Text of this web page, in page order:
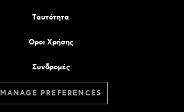
Tαυτότητα
Όροι Χρήσης
Συνδρομές
MANAGE PREFERENCES